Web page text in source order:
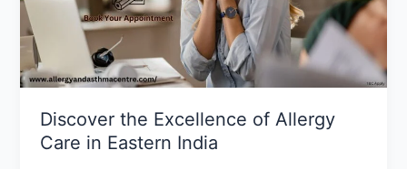
Discover the Excellence of Allergy
Care in Eastern India
Eastern
India